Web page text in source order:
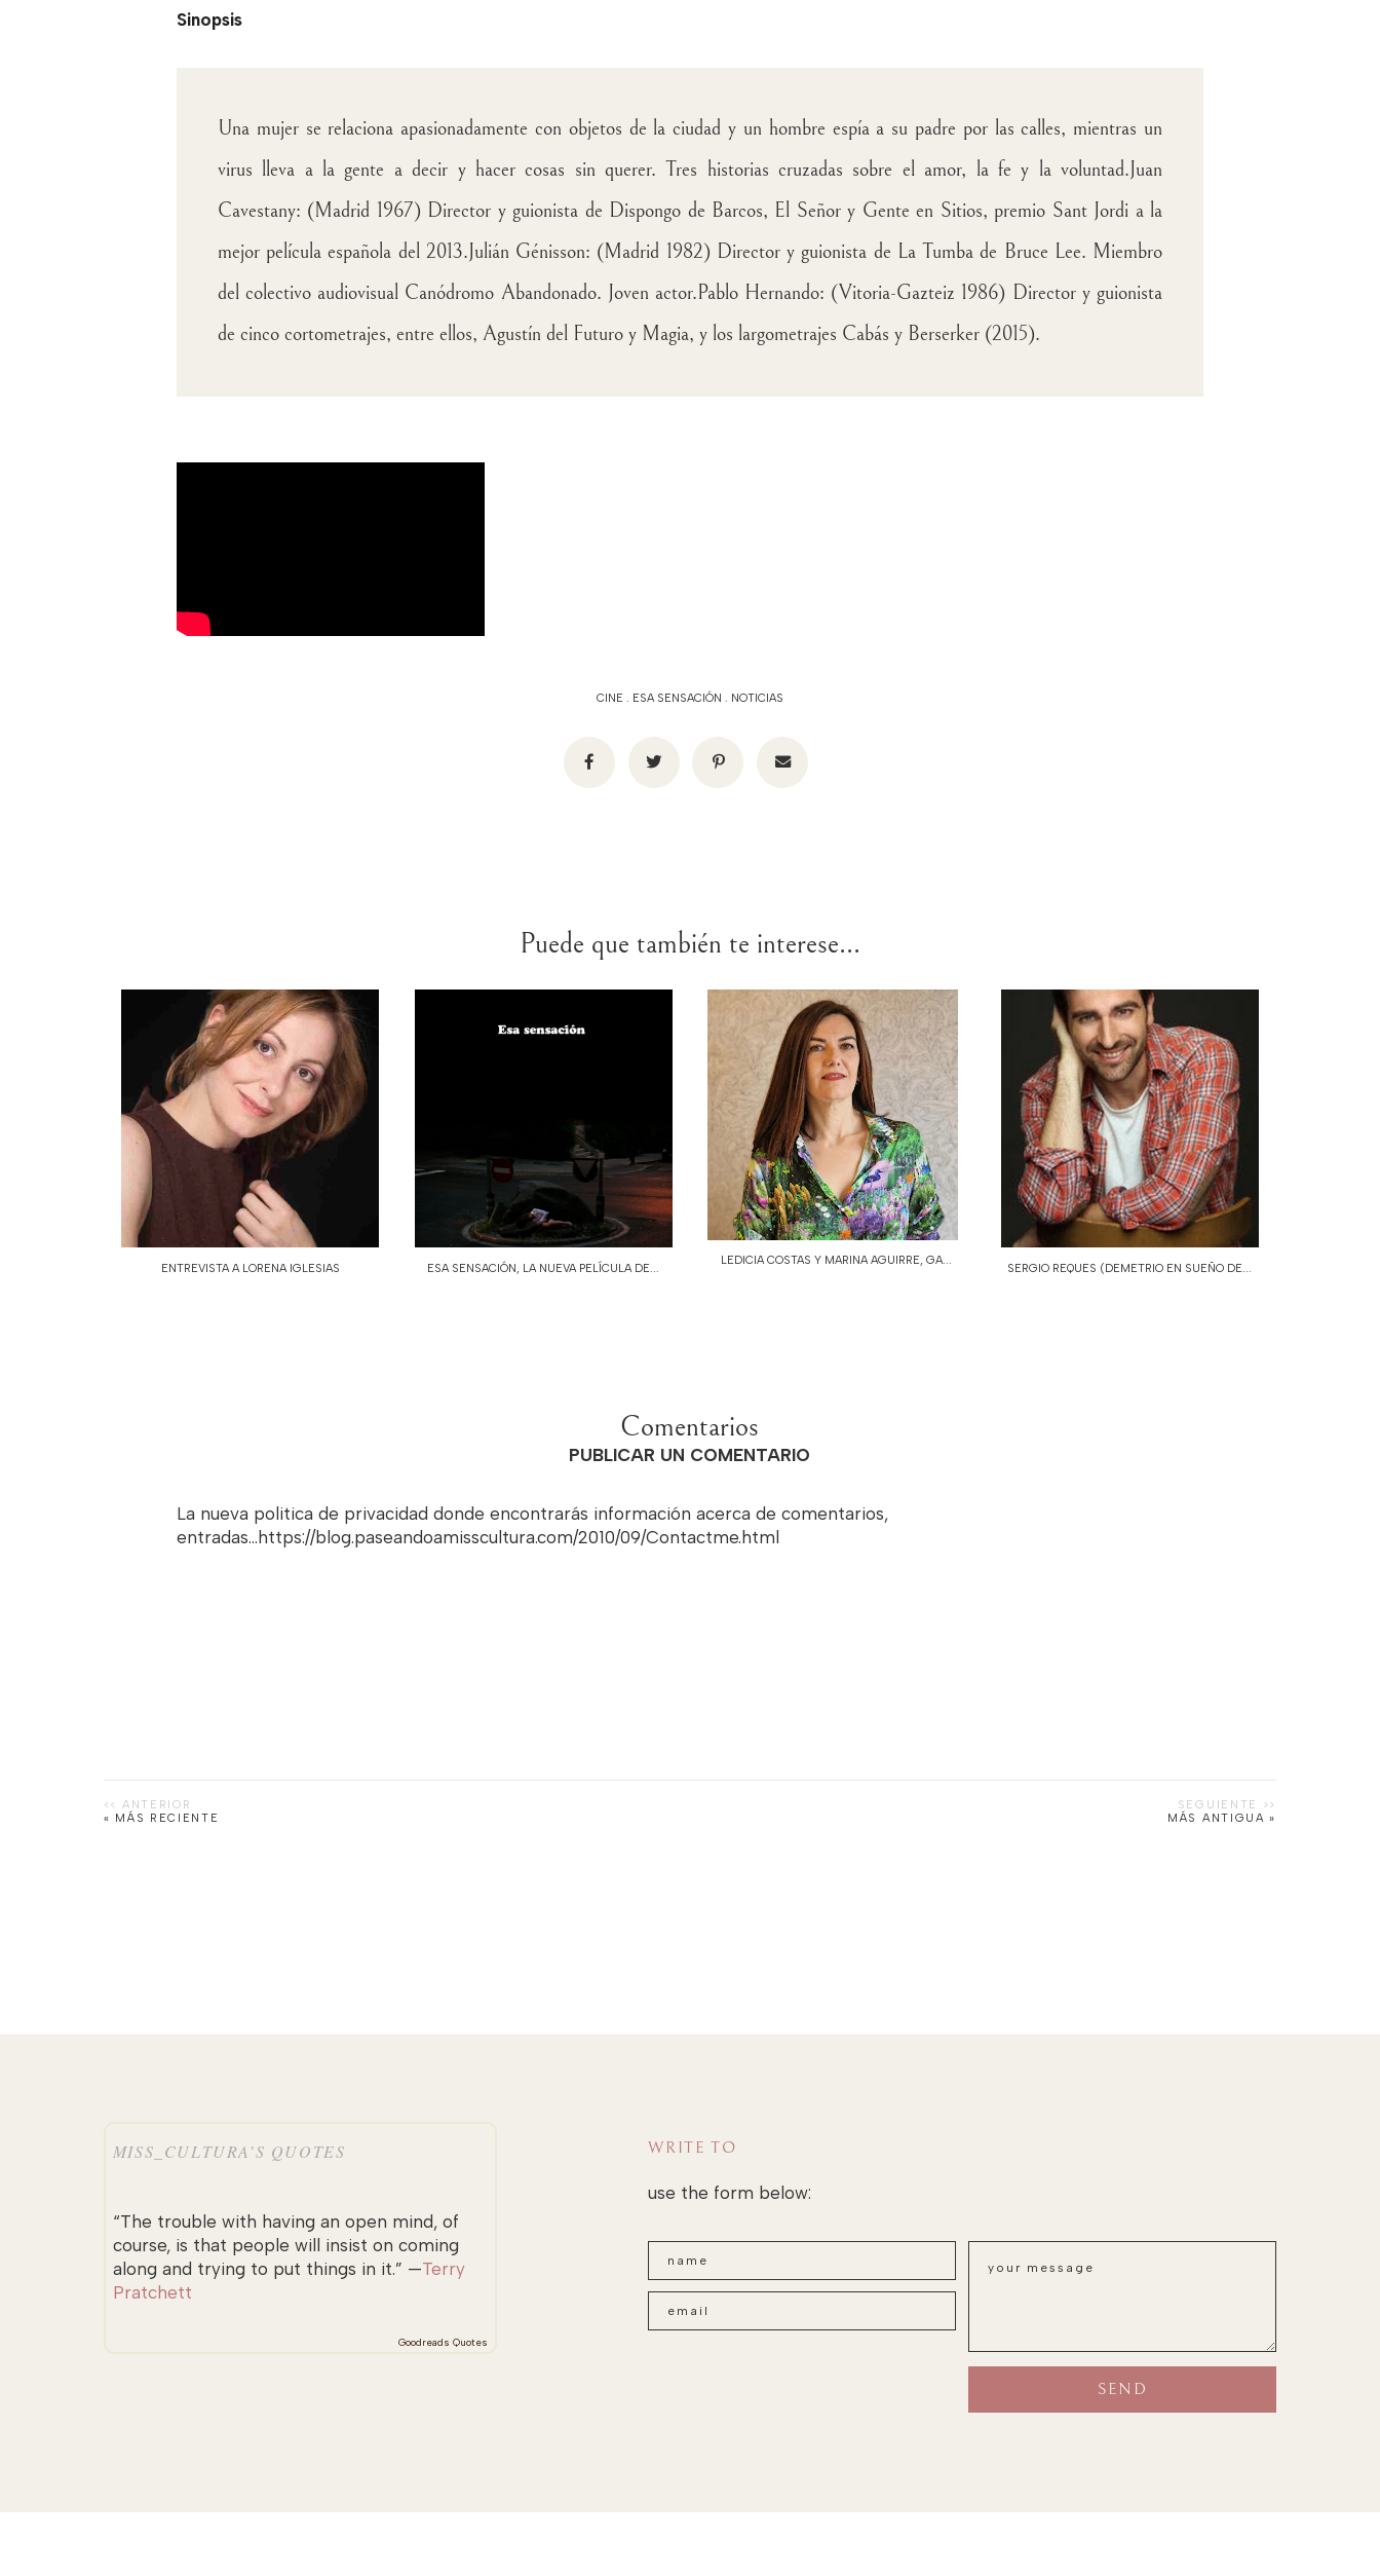
Sinopsis
Una mujer se relaciona apasionadamente con objetos de la ciudad y un hombre espía a su padre por las calles, mientras un
virus lleva a la gente a decir y hacer cosas sin querer. Tres historias cruzadas sobre el amor, la fe y la voluntad.Juan
Cavestany: (Madrid 1967) Director y guionista de Dispongo de Barcos, El Señor y Gente en Sitios, premio Sant Jordi a la
mejor película española del 2013.Julián Génisson: (Madrid 1982) Director y guionista de La Tumba de Bruce Lee. Miembro
del colectivo audiovisual Canódromo Abandonado. Joven actor.Pablo Hernando: (Vitoria-Gazteiz 1986) Director y guionista
de cinco cortometrajes, entre ellos, Agustín del Futuro y Magia, y los largometrajes Cabás y Berserker (2015).
CINE . ESA SENSACIÓN . NOTICIAS
Puede que también te interese...
ENTREVISTA A LORENA IGLESIAS ESA SENSACIÓN, LA NUEVA PELÍCULA DE...
LEDICIA COSTAS Y MARINA AGUIRRE, GA...
SERGIO REQUES (DEMETRIO EN SUEÑO DE...
Comentarios
PUBLICAR UN COMENTARIO
La nueva politica de privacidad donde encontrarás información acerca de comentarios,
entradas...https://blog.paseandoamisscultura.com/2010/09/Contactme.html
« MÁS RECIENTE MÁS ANTIGUA »
MISS_CULTURA’S QUOTES
“The trouble with having an open mind, of
course, is that people will insist on coming
along and trying to put things in it.” —Terry
Pratchett
Goodreads Quotes
WRITE TO
use the form below: